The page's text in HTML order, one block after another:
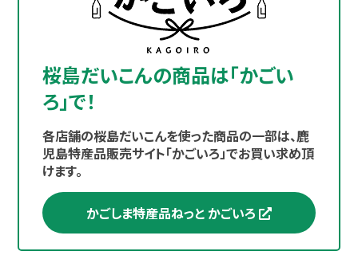
桜島だいこんの商品は「かごい
ろ」で！
各店舗の桜島だいこんを使った商品の一部は、鹿
児島特産品販売サイト「かごいろ」でお買い求め頂
けます。
かごしま特産品ねっと かごいろ